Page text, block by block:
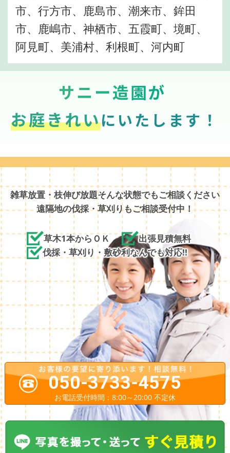
市、行方市、鹿島市、潮来市、鉾田
市、鹿嶋市、神栖市、五霞町、境町、
阿見町、美浦村、利根町、河内町
サニー造園が
お庭きれいにいたします！
雑草放置・枝伸び放題そんな状態でもご相談ください
遠隔地の伐採・草刈りもご相談受付中！
草木1本からＯＫ
出張見積無料
伐採・草刈り・敷砂利なんでも対応!!
050-3733-4575
お電話受付時間：8:00～20:00 不定休